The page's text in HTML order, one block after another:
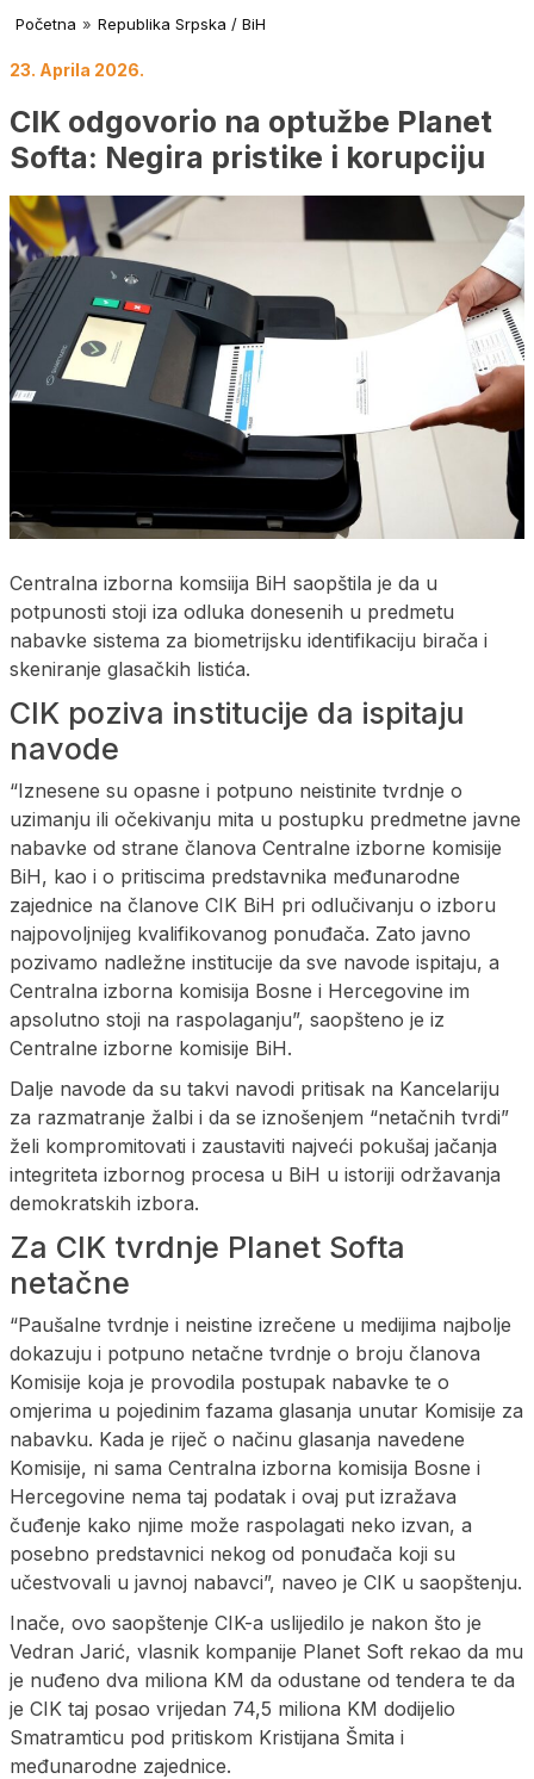
Početna » Republika Srpska / BiH
23. Aprila 2026.
CIK odgovorio na optužbe Planet
Softa: Negira pristike i korupciju
Centralna izborna komsiija BiH saopštila je da u
potpunosti stoji iza odluka donesenih u predmetu
nabavke sistema za biometrijsku identifikaciju birača i
skeniranje glasačkih listića.
CIK poziva institucije da ispitaju
navode
“Iznesene su opasne i potpuno neistinite tvrdnje o
uzimanju ili očekivanju mita u postupku predmetne javne
nabavke od strane članova Centralne izborne komisije
BiH, kao i o pritiscima predstavnika međunarodne
zajednice na članove CIK BiH pri odlučivanju o izboru
najpovoljnijeg kvalifikovanog ponuđača. Zato javno
pozivamo nadležne institucije da sve navode ispitaju, a
Centralna izborna komisija Bosne i Hercegovine im
apsolutno stoji na raspolaganju”, saopšteno je iz
Centralne izborne komisije BiH.
Dalje navode da su takvi navodi pritisak na Kancelariju
za razmatranje žalbi i da se iznošenjem “netačnih tvrdi”
želi kompromitovati i zaustaviti najveći pokušaj jačanja
integriteta izbornog procesa u BiH u istoriji održavanja
demokratskih izbora.
Za CIK tvrdnje Planet Softa
netačne
“Paušalne tvrdnje i neistine izrečene u medijima najbolje
dokazuju i potpuno netačne tvrdnje o broju članova
Komisije koja je provodila postupak nabavke te o
omjerima u pojedinim fazama glasanja unutar Komisije za
nabavku. Kada je riječ o načinu glasanja navedene
Komisije, ni sama Centralna izborna komisija Bosne i
Hercegovine nema taj podatak i ovaj put izražava
čuđenje kako njime može raspolagati neko izvan, a
posebno predstavnici nekog od ponuđača koji su
učestvovali u javnoj nabavci”, naveo je CIK u saopštenju.
Inače, ovo saopštenje CIK-a uslijedilo je nakon što je
Vedran Jarić, vlasnik kompanije Planet Soft rekao da mu
je nuđeno dva miliona KM da odustane od tendera te da
je CIK taj posao vrijedan 74,5 miliona KM dodijelio
Smatramticu pod pritiskom Kristijana Šmita i
međunarodne zajednice.